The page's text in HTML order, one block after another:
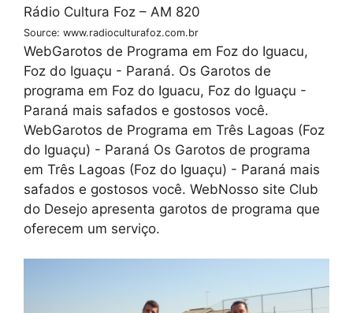
Source: www.radioculturafoz.com.br
WebGarotos de Programa em Foz do Iguacu,
Foz do Iguaçu - Paraná. Os Garotos de
programa em Foz do Iguacu, Foz do Iguaçu -
Paraná mais safados e gostosos você.
WebGarotos de Programa em Três Lagoas (Foz
do Iguaçu) - Paraná Os Garotos de programa
em Três Lagoas (Foz do Iguaçu) - Paraná mais
safados e gostosos você. WebNosso site Club
do Desejo apresenta garotos de programa que
oferecem um serviço.